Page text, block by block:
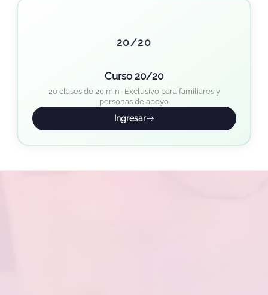
20/20
Curso 20/20
20 clases de 20 min · Exclusivo para familiares y
personas de apoyo
Ingresar